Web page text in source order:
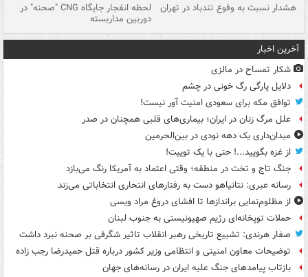
هشدار نسبت به وفوع تندباد در تهران لحظه انفجار جایگاه CNG "صحنه" در
دوربین مداربسته
آخرین اخبار
شکار تمساح در مالزی
دلایل پارگی رگ خونی در چشم
توافق مکه برای سعودی امنیت آور نیست!
علل مرگ زنان در ایران؛ بیماری‌های قلبی همچنان در صدر
میدان‌داری یک دهه نودی در بین‌الحرمین
از غزه بگویید...! حتی با یک توییت!
جنگ تاج و تخت در منطقه؛ وقتی اعتماد به آمریکا رنگ می‌بازد
رسانه عبری: نتانیاهو دست به رفتارهای انتحاری انتخاباتی می‌زند
از مظلوم‌نمایی براندازها تا افشای دروغ مراد ویسی
حملات توپخانه‌ای رژیم صهیونیستی به جنوب لبنان
صفار هرندی: تشییع تاریخی رهبر انقلاب تاثیر شگرفی بر صحنه نبرد داشت
توضیحات معاون امنیتی و انتظامی وزیر کشور درباره قتل حمیدرضا رجب زاده
بازتاب پیامدهای جنگ علیه ایران در رسانه‌های جهان